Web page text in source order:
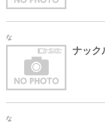
な
ナック
な